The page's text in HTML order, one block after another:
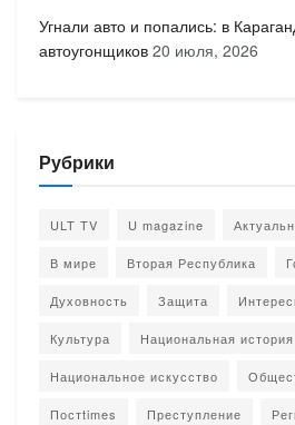
Угнали авто и попались: в
автоугонщиков 20 июля, 2026
Рубрики
ULT TV U magazine
В мире Вторая Республика
Духовность Защита
Культура Национальная история
Национальное искусство
Постtimes Преступление